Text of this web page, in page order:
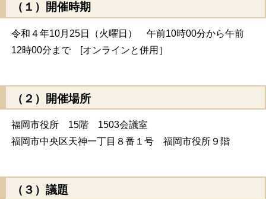
（１）開催時期
令和４年10月25日（火曜日） 午前10時00分から午前
12時00分まで [オンラインと併用］
（２）開催場所
福岡市役所 15階 1503会議室
福岡市中央区天神一丁目８番１号 福岡市役所９階
（３）議題